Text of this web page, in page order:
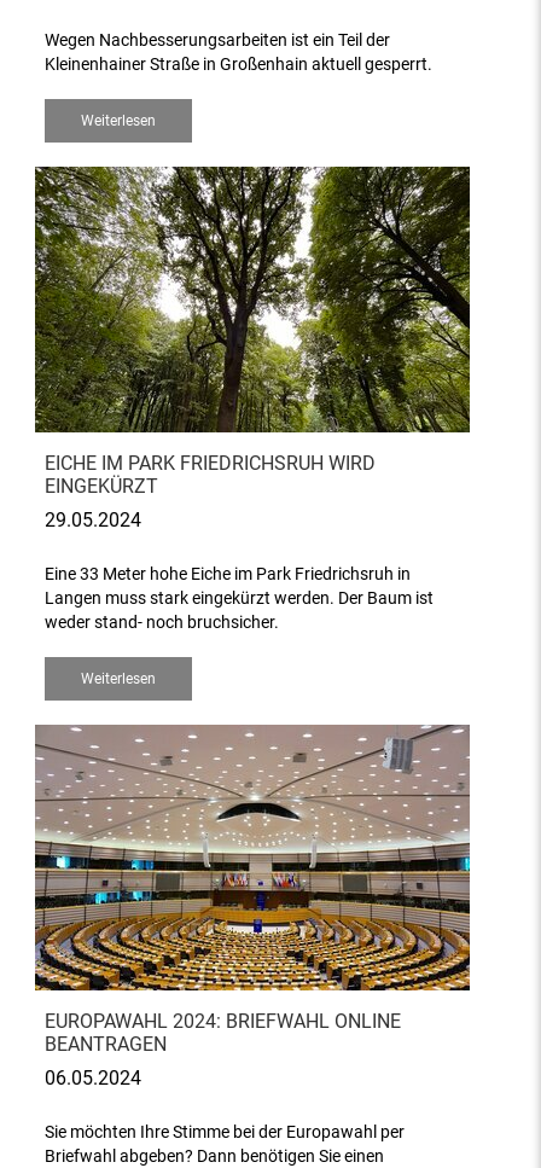
Wegen Nachbesserungsarbeiten ist ein Teil der
Kleinenhainer Straße in Großenhain aktuell gesperrt.
Weiterlesen
EICHE IM PARK FRIEDRICHSRUH WIRD
EINGEKÜRZT
29.05.2024
Eine 33 Meter hohe Eiche im Park Friedrichsruh in
Langen muss stark eingekürzt werden. Der Baum ist
weder stand- noch bruchsicher.
Weiterlesen
EUROPAWAHL 2024: BRIEFWAHL ONLINE
BEANTRAGEN
06.05.2024
Sie möchten Ihre Stimme bei der Europawahl per
Briefwahl abgeben? Dann benötigen Sie einen